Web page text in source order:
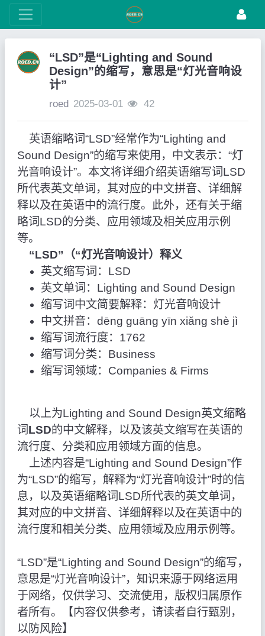
“LSD”是“Lighting and Sound
Design”的缩写，意思是“灯光音响设
计”
roed 2025-03-01 42
英语缩略词“LSD”经常作为“Lighting and
Sound Design”的缩写来使用，中文表示：“灯
光音响设计”。本文将详细介绍英语缩写词LSD
所代表英文单词，其对应的中文拼音、详细解
释以及在英语中的流行度。此外，还有关于缩
略词LSD的分类、应用领域及相关应用示例
等。
“LSD”（“灯光音响设计）释义
英文缩写词：LSD
英文单词：Lighting and Sound Design
缩写词中文简要解释：灯光音响设计
中文拼音：dēng guāng yīn xiǎng shè jì
缩写词流行度：1762
缩写词分类：Business
缩写词领域：Companies & Firms
以上为Lighting and Sound Design英文缩略
词 LSD的中文解释，以及该英文缩写在英语的
流行度、分类和应用领域方面的信息。
上述内容是“Lighting and Sound Design”作
为“LSD”的缩写，解释为“灯光音响设计”时的信
息，以及英语缩略词LSD所代表的英文单词，
其对应的中文拼音、详细解释以及在英语中的
流行度和相关分类、应用领域及应用示例等。
“LSD”是“Lighting and Sound Design”的缩写，
意思是“灯光音响设计”，知识来源于网络运用
于网络，仅供学习、交流使用，版权归属原作
者所有。【内容仅供参考，请读者自行甄别，
以防风险】